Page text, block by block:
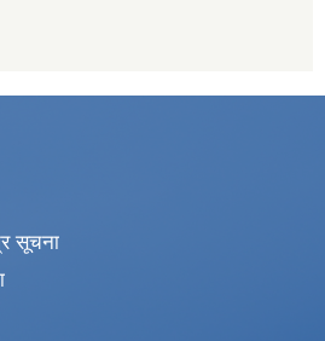
सूचना